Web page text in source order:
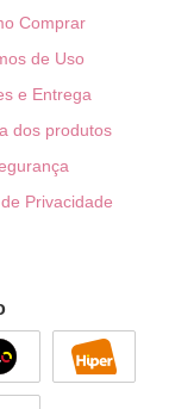
Comprar
de Uso
e Entrega
dos produtos
Privacidade